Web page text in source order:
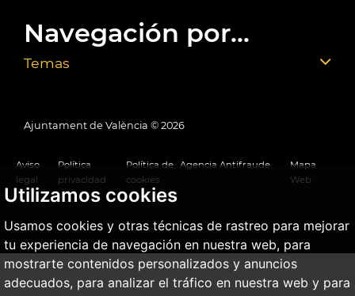
Utilizamos cookies
Usamos cookies y otras técnicas de rastreo para mejorar
tu experiencia de navegación en nuestra web, para
mostrarte contenidos personalizados y anuncios
adecuados, para analizar el tráfico en nuestra web y para
Navegación por...
Temas
Ajuntament de València © 2026
Aviso
legal
Política
privacidad
Política de
cookies
Agencia Antifraude
Mapa
Web